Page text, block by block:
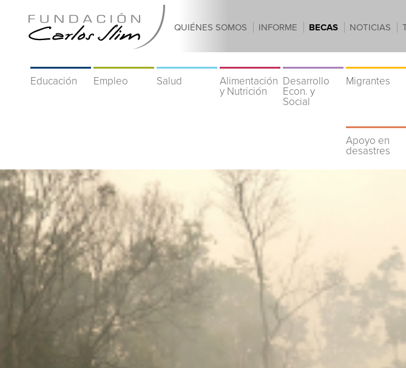
QUIÉNES SOMOS INFORME BECAS NOTICIAS
Educación Empleo Salud
Alimentación
y Nutrición
Desarrollo
Econ. y
Social
Migrantes
Apoyo en
desastres